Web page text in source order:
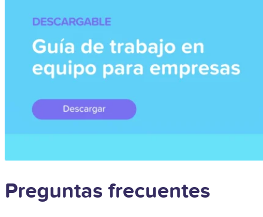
Preguntas frecuentes